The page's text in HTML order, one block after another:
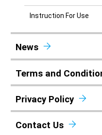
Instruction For Use
News
Terms and
Privacy Policy
Contact Us